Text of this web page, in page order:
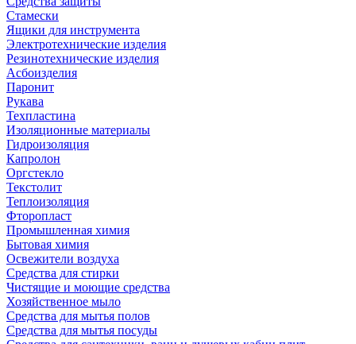
Стамески
Ящики для инструмента
Электротехнические изделия
Резинотехнические изделия
Асбоизделия
Паронит
Рукава
Техпластина
Изоляционные материалы
Гидроизоляция
Капролон
Оргстекло
Текстолит
Теплоизоляция
Фторопласт
Промышленная химия
Бытовая химия
Освежители воздуха
Средства для стирки
Чистящие и моющие средства
Хозяйственное мыло
Средства для мытья полов
Средства для мытья посуды